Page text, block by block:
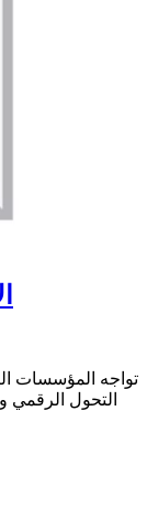
تواجه المؤسسات
التحول الرقمي